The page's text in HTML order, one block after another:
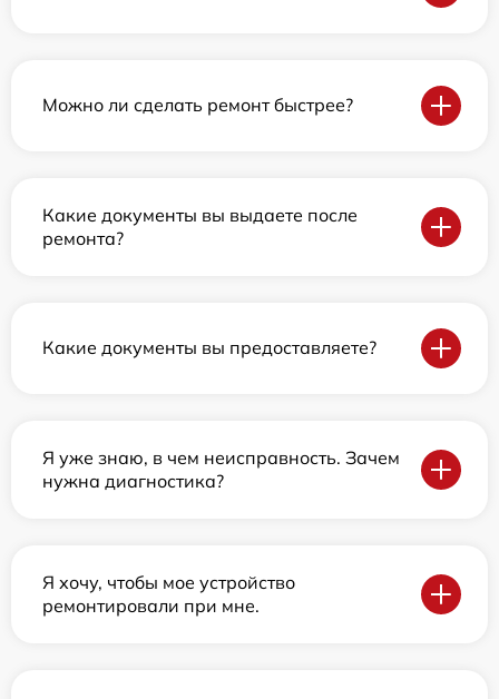
Можно ли сделать ремонт быстрее?
Какие документы вы выдаете после
ремонта?
Какие документы вы предоставляете?
Я уже знаю, в чем неисправность. Зачем
нужна диагностика?
Я хочу, чтобы мое устройство
ремонтировали при мне.